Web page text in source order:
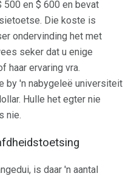
en $ 600 en bevat
Die koste is
ondervinding het met
seker dat u enige
haar ervaring vra.
by 'n nabygeleë universiteit
Hulle het egter nie
nie.
is daar 'n aantal